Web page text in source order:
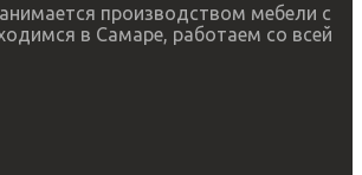
производством мебели с
в Самаре, работаем со всей